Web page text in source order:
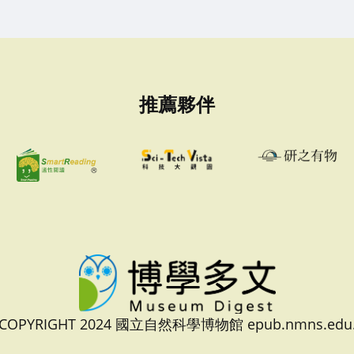
推薦夥伴
2024 國立自然科學博物館